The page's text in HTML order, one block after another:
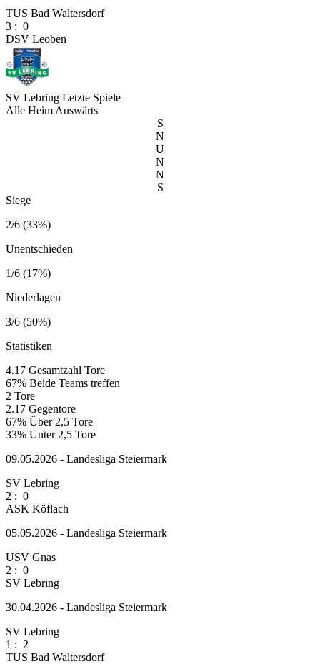
TUS Bad Waltersdorf
3 : 0
DSV Leoben
SV Lebring Letzte Spiele
Alle Heim Auswärts
S
N
U
N
N
S
Siege
2/6 (33%)
Unentschieden
1/6 (17%)
Niederlagen
3/6 (50%)
Statistiken
4.17 Gesamtzahl Tore
67% Beide Teams treffen
2 Tore
2.17 Gegentore
67% Über 2,5 Tore
33% Unter 2,5 Tore
09.05.2026 - Landesliga Steiermark
SV Lebring
2 : 0
ASK Köflach
05.05.2026 - Landesliga Steiermark
USV Gnas
2 : 0
SV Lebring
30.04.2026 - Landesliga Steiermark
SV Lebring
1 : 2
TUS Bad Waltersdorf